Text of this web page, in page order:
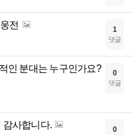
전 1
댓글
인 분대는 누구인가요? 0
댓글
감사합니다. 0